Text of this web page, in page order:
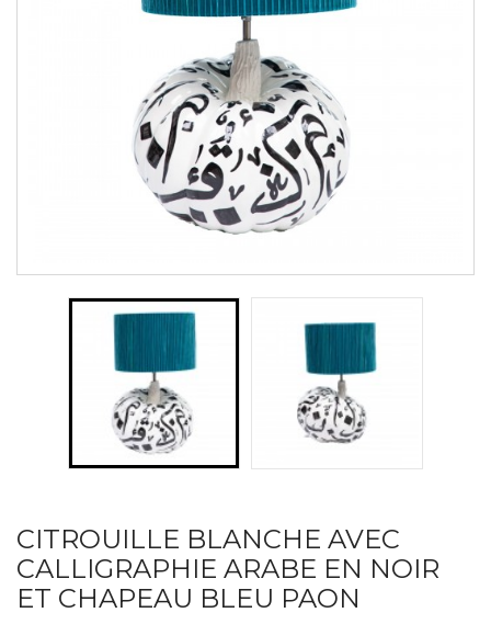
CITROUILLE BLANCHE AVEC
CALLIGRAPHIE ARABE EN NOIR
ET CHAPEAU BLEU PAON